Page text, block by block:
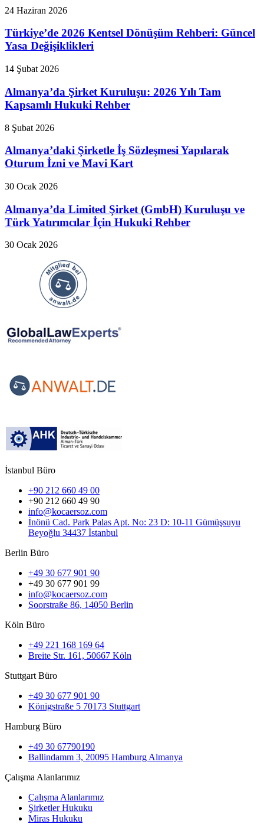
24 Haziran 2026
Türkiye’de 2026 Kentsel Dönüşüm Rehberi: Güncel
Yasa Değişiklikleri
14 Şubat 2026
Almanya’da Şirket Kuruluşu: 2026 Yılı Tam
Kapsamlı Hukuki Rehber
8 Şubat 2026
Almanya’daki Şirketle İş Sözleşmesi Yapılarak
Oturum İzni ve Mavi Kart
30 Ocak 2026
Almanya’da Limited Şirket (GmbH) Kuruluşu ve
Türk Yatırımcılar İçin Hukuki Rehber
30 Ocak 2026
İstanbul Büro
+90 212 660 49 00
+90 212 660 49 90
info@kocaersoz.com
İnönü Cad. Park Palas Apt. No: 23 D: 10-11 Gümüşsuyu
Beyoğlu 34437 İstanbul
Berlin Büro
+49 30 677 901 90
+49 30 677 901 99
info@kocaersoz.com
Soorstraße 86, 14050 Berlin
Köln Büro
+49 221 168 169 64
Breite Str. 161, 50667 Köln
Stuttgart Büro
+49 30 677 901 90
Königstraße 5 70173 Stuttgart
Hamburg Büro
+49 30 67790190
Ballindamm 3, 20095 Hamburg Almanya
Çalışma Alanlarımız
Çalışma Alanlarımız
Şirketler Hukuku
Miras Hukuku